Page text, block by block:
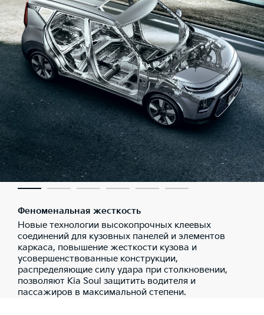
Феноменальная жесткость
Новые технологии высокопрочных клеевых
соединений для кузовных панелей и элементов
каркаса, повышение жесткости кузова и
усовершенствованные конструкции,
распределяющие силу удара при столкновении,
позволяют Kia Soul защитить водителя и
пассажиров в максимальной степени.